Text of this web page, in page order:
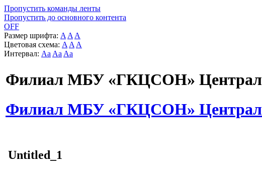
Пропустить команды ленты
Пропустить до основного контента
OFF
Размер шрифта: A A A
Цветовая схема: A A A
Интервал: Aa Aa Aa
Филиал МБУ «ГКЦСОН»
Филиал МБУ «ГКЦСОН»
Untitled_1